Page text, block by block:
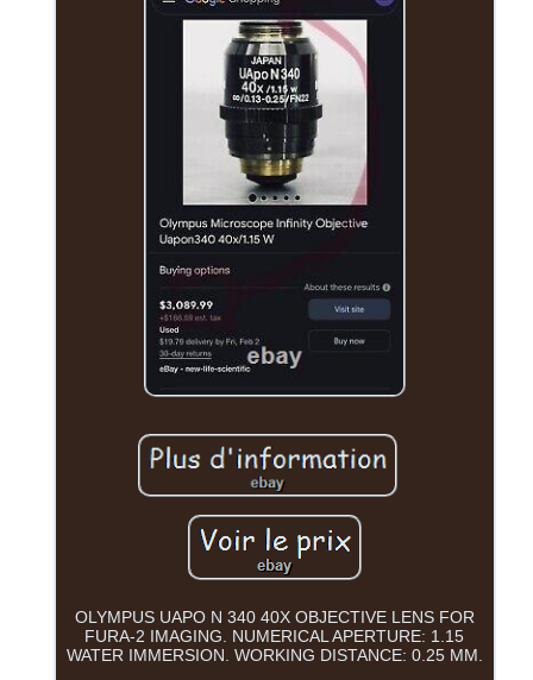
OLYMPUS UAPO N 340 40X OBJECTIVE LENS FOR
FURA-2 IMAGING. NUMERICAL APERTURE: 1.15
WATER IMMERSION. WORKING DISTANCE: 0.25 MM.